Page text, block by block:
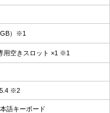
）※1
用空きスロット ×1 ※1
5.4 ※2
語キーボード